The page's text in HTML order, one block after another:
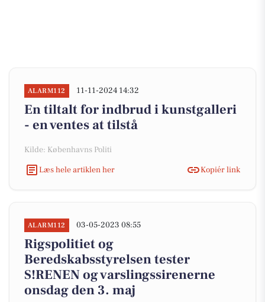
ALARM112 11-11-2024 14:32
En tiltalt for indbrud i kunstgalleri
- en ventes at tilstå
Kilde: Københavns Politi
Læs hele artiklen her
Kopiér link
ALARM112 03-05-2023 08:55
Rigspolitiet og
Beredskabsstyrelsen tester
S!RENEN og varslingssirenerne
onsdag den 3. maj